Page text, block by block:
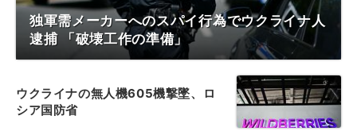
独軍需メーカーへのスパイ行為でウクライナ人
逮捕 「破壊工作の準備」
ウクライナの無人機605機撃墜、ロ
シア国防省